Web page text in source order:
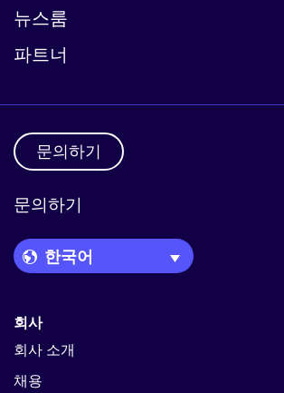
뉴스룸
파트너
문의하기
문의하기
Language Picker
회사
회사 소개
채용